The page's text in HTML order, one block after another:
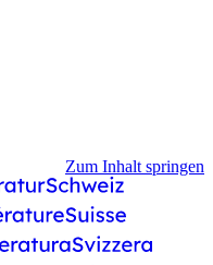
Zum Inhalt springen